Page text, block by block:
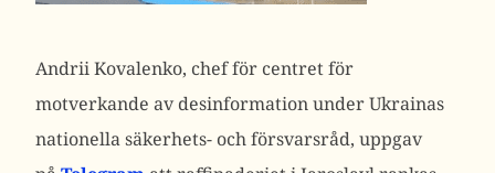
Andrii Kovalenko, chef för centret för
motverkande av desinformation under Ukrainas
nationella säkerhets- och försvarsråd, uppgav